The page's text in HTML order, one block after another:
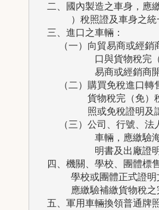
二、國內製造之車身，應
）稅照證及車身之統
  三、進口之車輛：
（一）向貿易商或經銷
口與貨物稅完
易商或經銷商開
（二）購買免稅進口轉
　　　貨物稅完（免）
　　　照或免稅證明及
（三）公司、行號、法
車輛，應繳驗
明書及出廠證明
四、機關、學校、團體標
學校或團體正式證明
應繳驗補繳貨物稅之
五、軍用車輛換領普通牌